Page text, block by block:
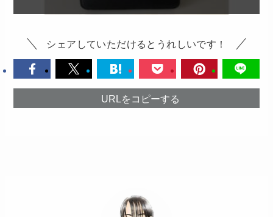
シェアしていただけるとうれしいです！
URLをコピーする